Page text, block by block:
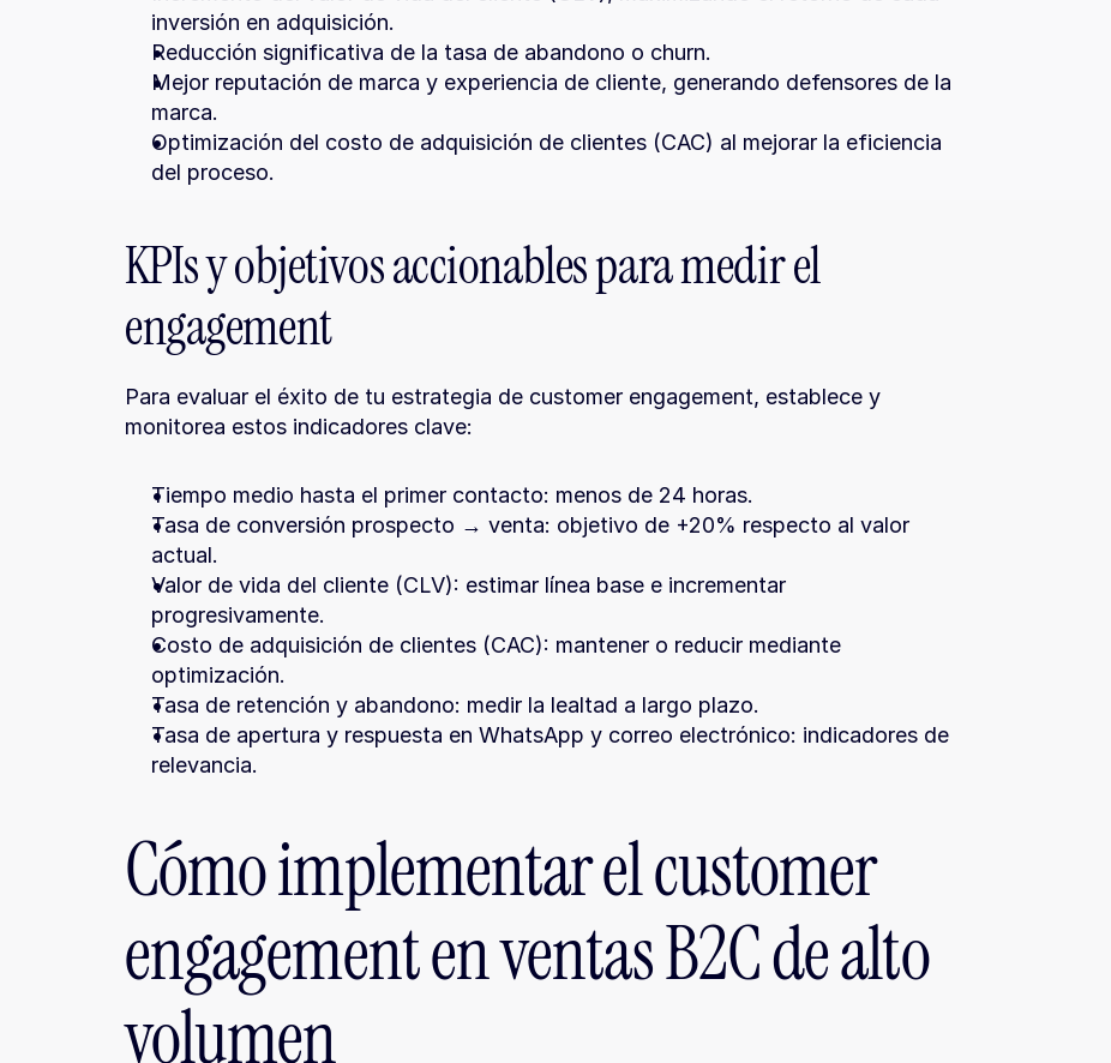
inversión en adquisición.
Reducción significativa de la tasa de abandono o churn.
Mejor reputación de marca y experiencia de cliente, generando defensores de la
marca.
Optimización del costo de adquisición de clientes (CAC) al mejorar la eficiencia
del proceso.
KPIs y objetivos accionables para medir el
engagement
Para evaluar el éxito de tu estrategia de customer engagement, establece y
monitorea estos indicadores clave:
Tiempo medio hasta el primer contacto: menos de 24 horas.
Tasa de conversión prospecto → venta: objetivo de +20% respecto al valor
actual.
Valor de vida del cliente (CLV): estimar línea base e incrementar
progresivamente.
Costo de adquisición de clientes (CAC): mantener o reducir mediante
optimización.
Tasa de retención y abandono: medir la lealtad a largo plazo.
Tasa de apertura y respuesta en WhatsApp y correo electrónico: indicadores de
relevancia.
Cómo implementar el customer
engagement en ventas B2C de alto
volumen